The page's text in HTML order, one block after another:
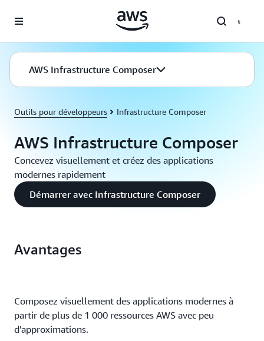
AWS Infrastructure Composer
Outils pour développeurs Infrastructure Composer
AWS Infrastructure Composer
Concevez visuellement et créez des applications
modernes rapidement
Démarrer avec Infrastructure Composer
Avantages
Composez visuellement des applications modernes à
partir de plus de 1 000 ressources AWS avec peu
d'approximations.